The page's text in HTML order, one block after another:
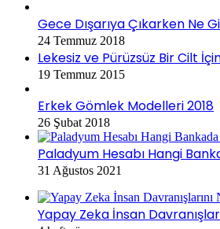
Gece Dışarıya Çıkarken Ne
24 Temmuz 2018
Lekesiz ve Pürüzsüz Bir Cilt
19 Temmuz 2015
Erkek Gömlek Modelleri 2018
26 Şubat 2018
Paladyum Hesabı Hangi
31 Ağustos 2021
Yapay Zeka İnsan